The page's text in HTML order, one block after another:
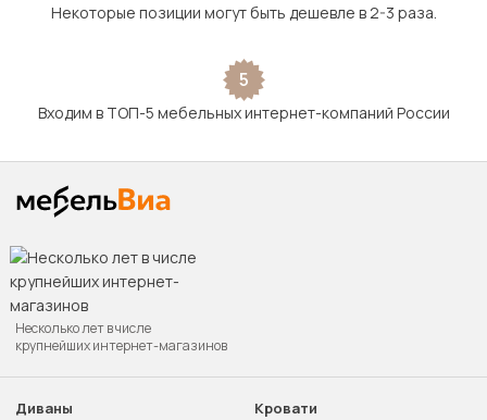
Некоторые позиции могут быть дешевле в 2-3 раза.
5
Входим в ТОП-5 мебельных интернет-компаний России
Несколько лет в числе
крупнейших интернет-магазинов
Диваны
Кровати